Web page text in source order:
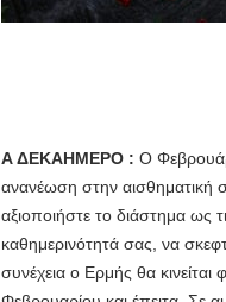
Α ΔΕΚΑΗΜΕΡΟ : Ο
ανανέωση στην αισθηματική
αξιοποιήστε το διάστημα ως
καθημερινότητά σας, να
συνέχεια ο Ερμής θα